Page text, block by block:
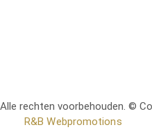
Alle rechten voorbehouden. ©
R&B Webpromotions